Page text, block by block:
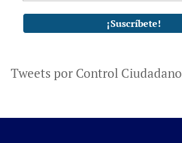
Tweets por Control Ciudadano